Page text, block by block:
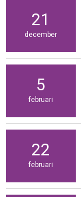
21
december
5
februari
22
februari